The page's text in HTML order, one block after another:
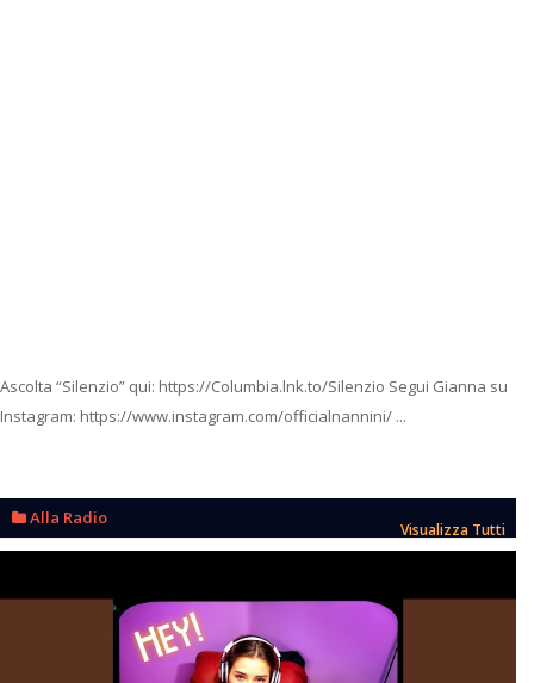
Ascolta “Silenzio” qui: https://Columbia.lnk.to/Silenzio Segui Gianna su
Instagram: https://www.instagram.com/officialnannini/ ...
Alla Radio
Visualizza Tutti